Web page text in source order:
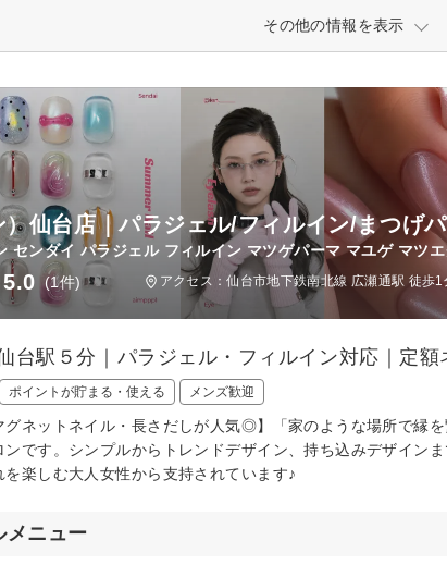
その他の情報を表示
）仙台店｜パラジェル/フィルイン/まつげ
センダイ パラジェル フィルイン マツゲパーマ マユゲ マツ
5.0 (1件) アクセス：仙台市地下鉄南北線 広瀬通駅 徒歩
台駅５分｜パラジェル・フィルイン対応｜定額
ポイントが貯まる・使える メンズ歓迎
グネットネイル・長さだしが人気◎】「家のような場所で縁
ンです。シンプルからトレンドデザイン、持ち込みデザイン
楽しむ大人女性から支持されています♪
メニュー